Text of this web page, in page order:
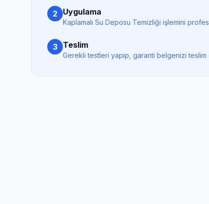
2 Uygulama
Kaplamalı Su Deposu Temizliği işlemini
3 Teslim
Gerekli testleri yapıp, garanti belgenizi